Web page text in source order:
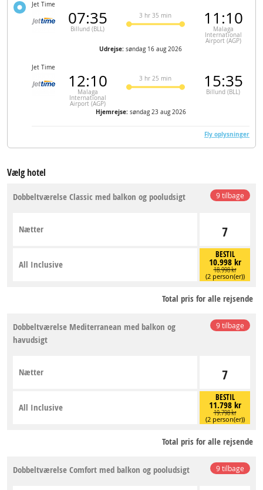
Jet Time
07:35
Billund (BLL)
3 hr 35 min 11:10
Malaga
International
Airport (AGP)
Udrejse: søndag 16 aug 2026
Jet Time
12:10
Malaga
International
Airport (AGP)
3 hr 25 min 15:35
Billund (BLL)
Hjemrejse: søndag 23 aug 2026
Fly oplysninger
Vælg hotel
9 tilbage
Dobbeltværelse Classic med balkon og pooludsigt
7
Nætter
BESTIL
10.998 kr
18.998 kr
(2 person(er))
All Inclusive
Total pris for alle rejsende
9 tilbage
Dobbeltværelse Mediterranean med balkon og
havudsigt
7
Nætter
BESTIL
11.798 kr
19.798 kr
(2 person(er))
All Inclusive
Total pris for alle rejsende
9 tilbage
Dobbeltværelse Comfort med balkon og pooludsigt